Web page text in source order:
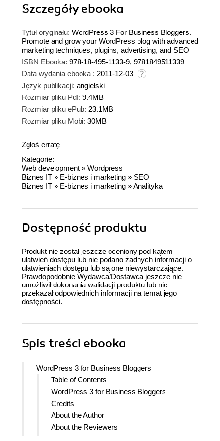
Szczegółyebooka
Tytuł oryginału: WordPress 3 For Business Bloggers.
Promote and grow your WordPress blog with advanced
marketing techniques, plugins, advertising, and SEO
ISBN Ebooka: 978-18-495-1133-9, 9781849511339
Data wydania ebooka : 2011-12-03
Język publikacji: angielski
Rozmiar pliku Pdf: 9.4MB
Rozmiar pliku ePub: 23.1MB
Rozmiar pliku Mobi: 30MB
Zgłoś erratę
Kategorie:
Web development » Wordpress
Biznes IT » E-biznes i marketing » SEO
Biznes IT » E-biznes i marketing »Analityka
Dostępność produktu
Produkt nie został jeszcze oceniony pod kątem
ułatwień dostępu lub nie podano żadnych informacji o
ułatwieniach dostępu lub są one niewystarczające.
Prawdopodobnie Wydawca/Dostawca jeszcze nie
umożliwił dokonania walidacji produktu lub nie
przekazał odpowiednich informacji na temat jego
dostępności.
Spis treści ebooka
WordPress 3 for Business Bloggers
Table of Contents
WordPress 3 for Business Bloggers
Credits
About the Author
About the Reviewers